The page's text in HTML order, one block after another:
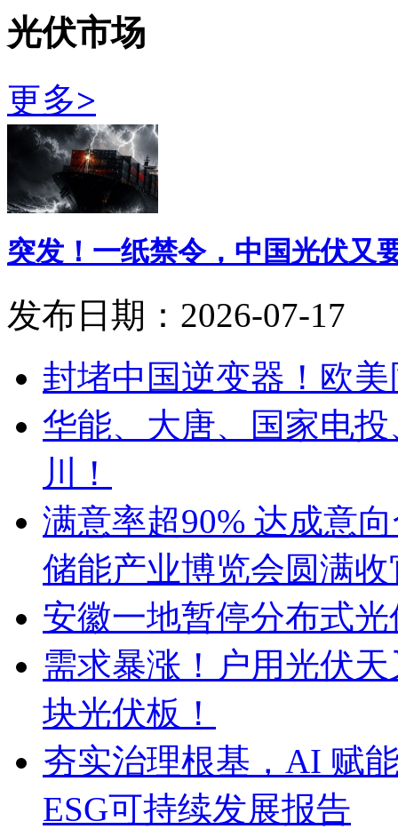
光伏市场
更多>
突发！一纸禁令，中国光伏又
发布日期：2026-07-17
封堵中国逆变器！欧
华能、大唐、国家电
川！
满意率超90% 达成意
储能产业博览会圆满
安徽一地暂停分布式
需求暴涨！户用光伏
块光伏板！
夯实治理根基，AI 赋
ESG可持续发展报告